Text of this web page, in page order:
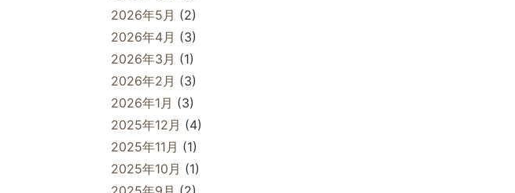
2026年5月 (2)
2026年4月 (3)
2026年3月 (1)
2026年2月 (3)
2026年1月 (3)
2025年12月 (4)
2025年11月 (1)
2025年10月 (1)